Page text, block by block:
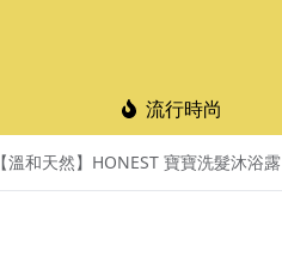
流行時尚
【溫和天然】HONEST 寶寶洗髮沐浴